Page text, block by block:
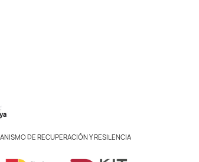
DE RECUPERACIÓN Y RESILENCIA